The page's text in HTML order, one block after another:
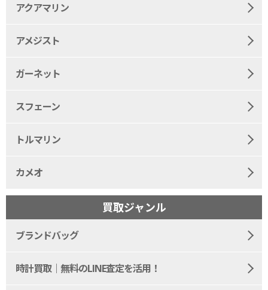
アクアマリン
アメジスト
ガーネット
スフェーン
トルマリン
カメオ
買取ジャンル
ブランドバッグ
時計買取｜無料のLINE査定を活用！